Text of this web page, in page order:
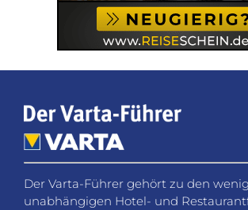
Der Varta-Führer gehört zu den
unabhängigen Hotel- und